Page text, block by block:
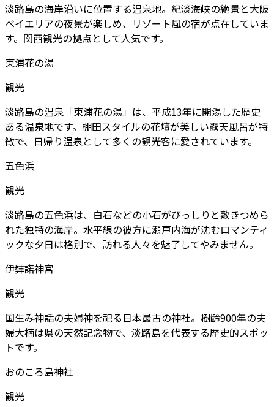
淡路島の海岸沿いに位置する温泉地。紀淡海峡の絶景と大阪
ベイエリアの夜景が楽しめ、リゾート風の宿が点在していま
す。関西観光の拠点として人気です。
東浦花の湯
観光
淡路島の温泉「東浦花の湯」は、平成13年に開湯した歴史
ある温泉地です。棚田スタイルの花壇が美しい露天風呂が特
徴で、日帰り温泉として多くの観光客に愛されています。
五色浜
観光
淡路島の五色浜は、白石などの小石がびっしりと敷きつめら
れた独特の海岸。水平線の彼方に瀬戸内海が沈むロマンティ
ックな夕日は格別で、訪れる人々を魅了してやみません。
伊弉諾神宮
観光
国生み神話の夫婦神を祀る日本最古の神社。樹齢900年の夫
婦大楠は県の天然記念物で、淡路島を代表する歴史的スポッ
トです。
おのころ島神社
観光